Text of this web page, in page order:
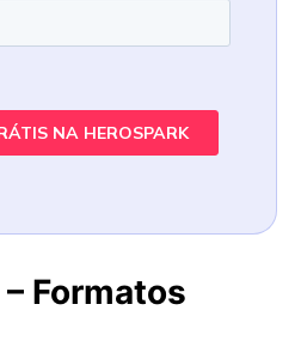
Formatos